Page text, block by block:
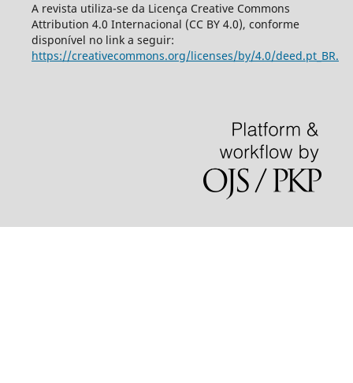
A revista utiliza-se da Licença Creative Commons
Attribution 4.0 Internacional (CC BY 4.0), conforme
disponível no link a seguir:
https://creativecommons.org/licenses/by/4.0/deed.pt_BR.